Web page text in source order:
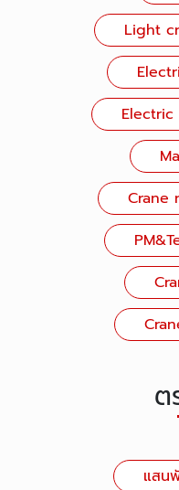
Light
Crane
ต
แสน